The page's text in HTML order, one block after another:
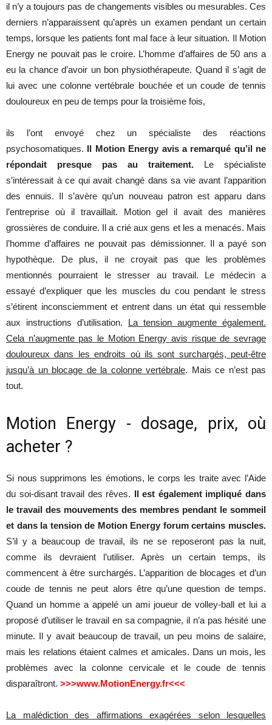
il n’y a toujours pas de changements visibles ou mesurables. Ces
derniers n’apparaissent qu’après un examen pendant un certain
temps, lorsque les patients font mal face à leur situation. Il Motion
Energy ne pouvait pas le croire. L’homme d’affaires de 50 ans a
eu la chance d’avoir un bon physiothérapeute. Quand il s’agit de
lui avec une colonne vertébrale bouchée et un coude de tennis
douloureux en peu de temps pour la troisième fois,
ils l’ont envoyé chez un spécialiste des réactions
psychosomatiques. Il Motion Energy avis a remarqué qu’il ne
répondait presque pas au traitement. Le spécialiste
s’intéressait à ce qui avait changé dans sa vie avant l’apparition
des ennuis. Il s’avère qu’un nouveau patron est apparu dans
l’entreprise où il travaillait. Motion gel il avait des manières
grossières de conduire. Il a crié aux gens et les a menacés. Mais
l’homme d’affaires ne pouvait pas démissionner. Il a payé son
hypothèque. De plus, il ne croyait pas que les problèmes
mentionnés pourraient le stresser au travail. Le médecin a
essayé d’expliquer que les muscles du cou pendant le stress
s’étirent inconsciemment et entrent dans un état qui ressemble
aux instructions d’utilisation. La tension augmente également.
Cela n’augmente pas le Motion Energy avis risque de sevrage
douloureux dans les endroits où ils sont surchargés, peut-être
jusqu’à un blocage de la colonne vertébrale. Mais ce n’est pas
tout.
Motion Energy - dosage, prix, où
acheter ?
Si nous supprimons les émotions, le corps les traite avec l’Aide
du soi-disant travail des rêves. Il est également impliqué dans
le travail des mouvements des membres pendant le sommeil
et dans la tension de Motion Energy forum certains muscles.
S’il y a beaucoup de travail, ils ne se reposeront pas la nuit,
comme ils devraient l’utiliser. Après un certain temps, ils
commencent à être surchargés. L’apparition de blocages et d’un
coude de tennis ne peut alors être qu’une question de temps.
Quand un homme a appelé un ami joueur de volley-ball et lui a
proposé d’utiliser le travail en sa compagnie, il n’a pas hésité une
minute. Il y avait beaucoup de travail, un peu moins de salaire,
mais les relations étaient calmes et amicales. Dans un mois, les
problèmes avec la colonne cervicale et le coude de tennis
disparaîtront. >>>www.MotionEnergy.fr<<<
La malédiction des affirmations exagérées selon lesquelles